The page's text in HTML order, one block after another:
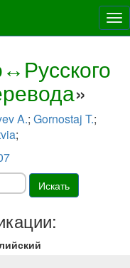
»
A.; Gornostaj T.;
;
Искать